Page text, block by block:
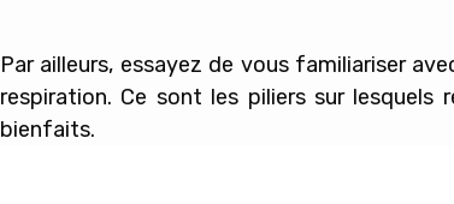
Par ailleurs, essayez de vous familiariser
respiration. Ce sont les piliers sur
bienfaits.